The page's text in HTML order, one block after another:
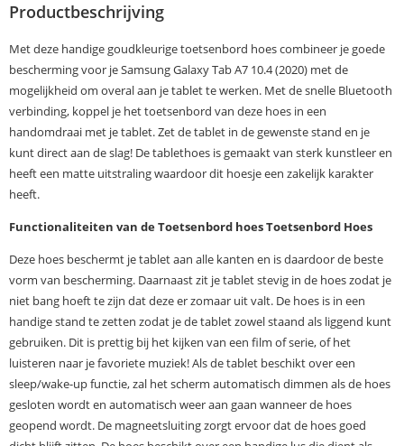
Productbeschrijving
Met deze handige goudkleurige toetsenbord hoes combineer je goede
bescherming voor je Samsung Galaxy Tab A7 10.4 (2020) met de
mogelijkheid om overal aan je tablet te werken. Met de snelle Bluetooth
verbinding, koppel je het toetsenbord van deze hoes in een
handomdraai met je tablet. Zet de tablet in de gewenste stand en je
kunt direct aan de slag! De tablethoes is gemaakt van sterk kunstleer en
heeft een matte uitstraling waardoor dit hoesje een zakelijk karakter
heeft.
Functionaliteiten van de Toetsenbord hoes Toetsenbord Hoes
Deze hoes beschermt je tablet aan alle kanten en is daardoor de beste
vorm van bescherming. Daarnaast zit je tablet stevig in de hoes zodat je
niet bang hoeft te zijn dat deze er zomaar uit valt. De hoes is in een
handige stand te zetten zodat je de tablet zowel staand als liggend kunt
gebruiken. Dit is prettig bij het kijken van een film of serie, of het
luisteren naar je favoriete muziek! Als de tablet beschikt over een
sleep/wake-up functie, zal het scherm automatisch dimmen als de hoes
gesloten wordt en automatisch weer aan gaan wanneer de hoes
geopend wordt. De magneetsluiting zorgt ervoor dat de hoes goed